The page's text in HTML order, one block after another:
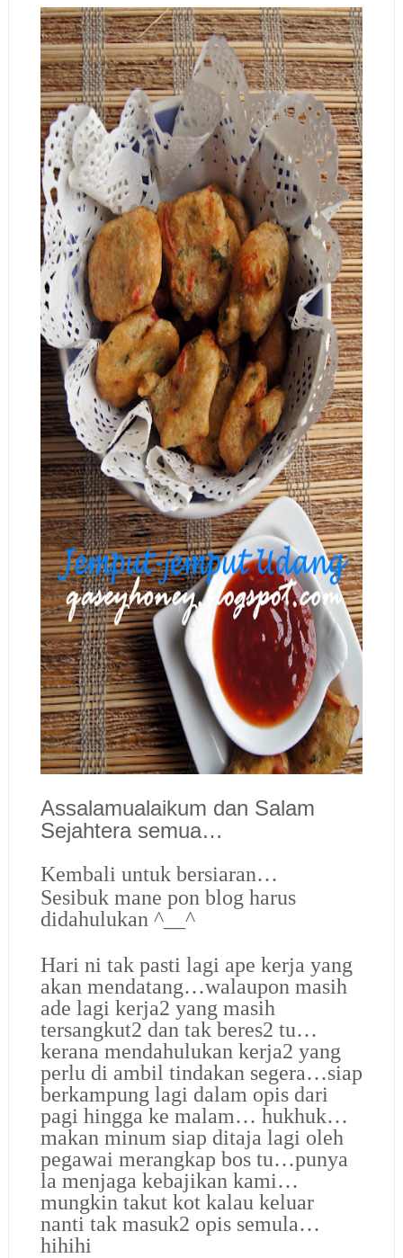
Assalamualaikum dan Salam
Sejahtera semua…
Kembali untuk bersiaran…
Sesibuk mane pon blog harus
didahulukan ^__^
Hari ni tak pasti lagi ape kerja yang
akan mendatang…walaupon masih
ade lagi kerja2 yang masih
tersangkut2 dan tak beres2 tu…
kerana mendahulukan kerja2 yang
perlu di ambil tindakan segera…siap
berkampung lagi dalam opis dari
pagi hingga ke malam… hukhuk…
makan minum siap ditaja lagi oleh
pegawai merangkap bos tu…punya
la menjaga kebajikan kami…
mungkin takut kot kalau keluar
nanti tak masuk2 opis semula…
hihihi